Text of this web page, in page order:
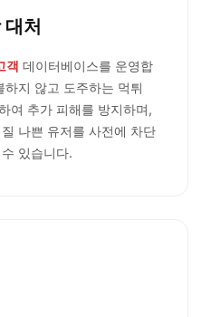
대처
객 데이터베이스를 운영합
지 않고 도주하는 먹튀
여 추가 피해를 방지하며,
나쁜 유저를 사전에 차단
있습니다.